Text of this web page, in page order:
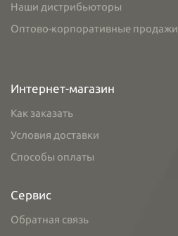
Наши дистрибьюторы
Оптово-корпоративные продажи
Интернет-магазин
Как заказать
Условия доставки
Способы оплаты
Сервис
Обратная связь